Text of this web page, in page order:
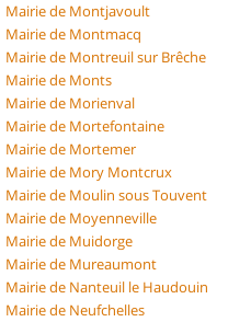
Mairie de Montjavoult
Mairie de Montmacq
Mairie de Montreuil sur Brêche
Mairie de Monts
Mairie de Morienval
Mairie de Mortefontaine
Mairie de Mortemer
Mairie de Mory Montcrux
Mairie de Moulin sous Touvent
Mairie de Moyenneville
Mairie de Muidorge
Mairie de Mureaumont
Mairie de Nanteuil le Haudouin
Mairie de Neufchelles